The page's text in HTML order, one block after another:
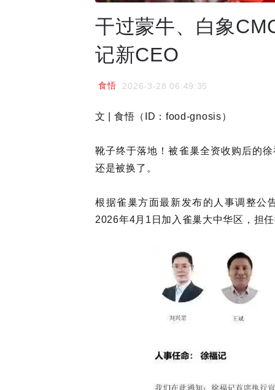
干过蒙牛、白象
记新CEO
食悟 2026-3-28 06:49:35
文 | 食悟（ID：food-gnosis）
靴子终于落地！被雀巢全资收购后的
还是被换了。
根据雀巢方面最新发布的人事调整公
2026年4月1日加入雀巢大中华区，担